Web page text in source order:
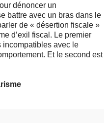
dénoncer un
battre avec un bras dans le
de « désertion fiscale »
d’exil fiscal. Le premier
incompatibles avec le
Et le second est